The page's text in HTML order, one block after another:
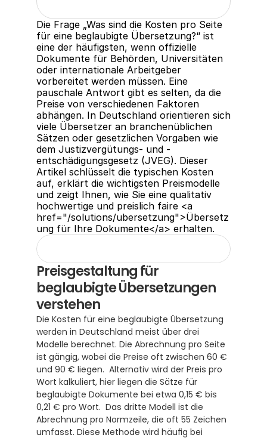
Die Frage „Was sind die Kosten pro Seite
für eine beglaubigte Übersetzung?“ ist
eine der häufigsten, wenn offizielle
Dokumente für Behörden, Universitäten
oder internationale Arbeitgeber
vorbereitet werden müssen. Eine
pauschale Antwort gibt es selten, da die
Preise von verschiedenen Faktoren
abhängen. In Deutschland orientieren sich
viele Übersetzer an branchenüblichen
Sätzen oder gesetzlichen Vorgaben wie
dem Justizvergütungs- und -
entschädigungsgesetz (JVEG). Dieser
Artikel schlüsselt die typischen Kosten
auf, erklärt die wichtigsten Preismodelle
und zeigt Ihnen, wie Sie eine qualitativ
hochwertige und preislich faire <a
href="/solutions/ubersetzung">Übersetz
ung für Ihre Dokumente</a> erhalten.
Preisgestaltung für
beglaubigte Übersetzungen
verstehen
Die Kosten für eine beglaubigte Übersetzung
werden in Deutschland meist über drei
Modelle berechnet. Die Abrechnung pro Seite
ist gängig, wobei die Preise oft zwischen 60 €
und 90 € liegen.  Alternativ wird der Preis pro
Wort kalkuliert, hier liegen die Sätze für
beglaubigte Dokumente bei etwa 0,15 € bis
0,21 € pro Wort.  Das dritte Modell ist die
Abrechnung pro Normzeile, die oft 55 Zeichen